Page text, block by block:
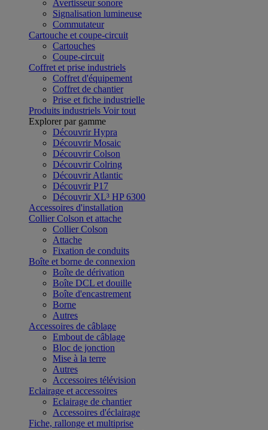
Avertisseur sonore
Signalisation lumineuse
Commutateur
Cartouche et coupe-circuit
Cartouches
Coupe-circuit
Coffret et prise industriels
Coffret d'équipement
Coffret de chantier
Prise et fiche industrielle
Produits industriels Voir tout
Explorer par gamme
Découvrir Hypra
Découvrir Mosaic
Découvrir Colson
Découvrir Colring
Découvrir Atlantic
Découvrir P17
Découvrir XL³ HP 6300
Accessoires d'installation
Collier Colson et attache
Collier Colson
Attache
Fixation de conduits
Boîte et borne de connexion
Boîte de dérivation
Boîte DCL et douille
Boîte d'encastrement
Borne
Autres
Accessoires de câblage
Embout de câblage
Bloc de jonction
Mise à la terre
Autres
Accessoires télévision
Eclairage et accessoires
Eclairage de chantier
Accessoires d'éclairage
Fiche, rallonge et multiprise